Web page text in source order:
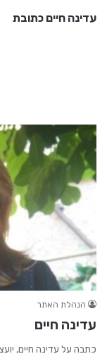
עדינה חיים כתובת
הנהלת האתר
עדינה חיים
כתבה על עדינה חיים,